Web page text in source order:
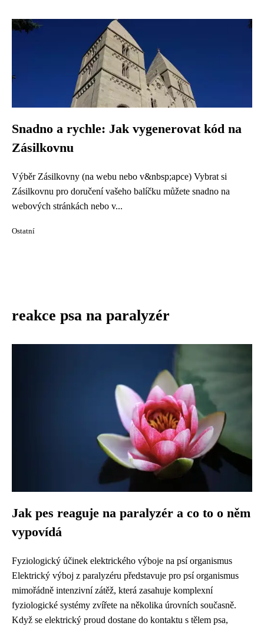
Snadno a rychle: Jak vygenerovat kód na
Zásilkovnu
Výběr Zásilkovny (na webu nebo v&nbsp;apce) Vybrat si
Zásilkovnu pro doručení vašeho balíčku můžete snadno na
webových stránkách nebo v...
Ostatní
reakce psa na paralyzér
Jak pes reaguje na paralyzér a co to o něm
vypovídá
Fyziologický účinek elektrického výboje na psí organismus
Elektrický výboj z paralyzéru představuje pro psí organismus
mimořádně intenzivní zátěž, která zasahuje komplexní
fyziologické systémy zvířete na několika úrovních současně.
Když se elektrický proud dostane do kontaktu s tělem psa,